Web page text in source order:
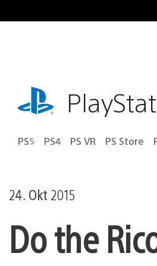
Inhalt
playstation.com
PS5 PS4 PS VR PS Store
24. Okt 2015
Do the